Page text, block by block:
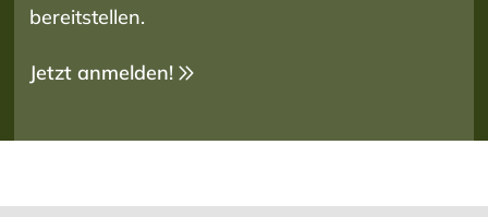
bereitstellen.
Jetzt anmelden!